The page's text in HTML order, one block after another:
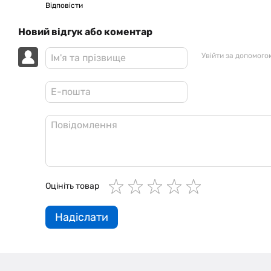
Відповісти
Новий відгук або коментар
Увійти за
Оцініть товар
Надіслати